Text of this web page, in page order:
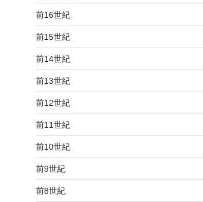
前16世紀
前15世紀
前14世紀
前13世紀
前12世紀
前11世紀
前10世紀
前9世紀
前8世紀